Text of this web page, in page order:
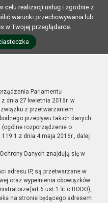
celu realizacji usług i zgodnie z
warunki przechowywania lub
w Twojej przeglądarce.
Parlamentu
dnia 27 kwietnia 2016r. w
z przetwarzaniem
przepływu takich danych
rozporządzenie o
z dnia 4 maja 2016r., dalej
Danych znajdują się w
adresu IP, są przetwarzane w
oraz wypełnienia obowiązków
ust.1 lit.c RODO),
na stronie będącego adresem